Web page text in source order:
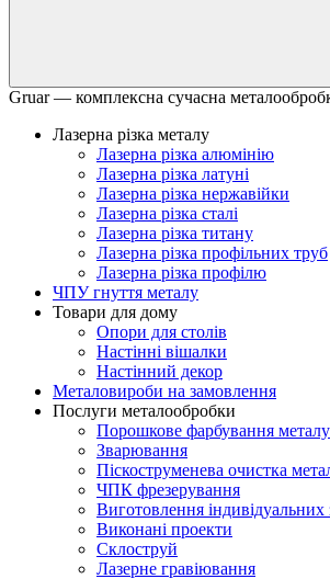
Gruar — комплексна сучасна
Лазерна різка металу
Лазерна різка алюмінію
Лазерна різка латуні
Лазерна різка нержавійки
Лазерна різка сталі
Лазерна різка титану
Лазерна різка профільних труб
Лазерна різка профілю
ЧПУ гнуття металу
Товари для дому
Опори для столів
Настінні вішалки
Настінний декор
Металовироби на замовлення
Послуги металообробки
Порошкове фарбування металу
Зварювання
Піскоструменева очистка
ЧПК фрезерування
Виготовлення індивідуальних
Виконані проекти
Склоструй
Лазерне гравіювання